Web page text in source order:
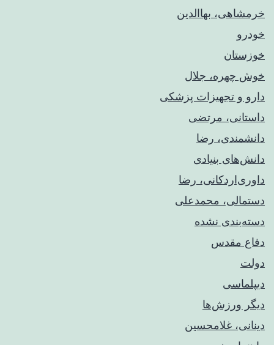
خرمشاهی، بهاالدین
خودرو
خوزستان
خوش چهره، جلال
دارو و تجهیزات پزشکی
داستانی، مرتضی
دانشمندی، رضا
دانش‌های بنیادی
داوری‌اردکانی، رضا
دستمالی، محمدعلی
دسته‌بندی نشده
دفاع مقدس
دولت
دیپلماسی
دیگر ورزش‌ها
دینانی، غلامحسین